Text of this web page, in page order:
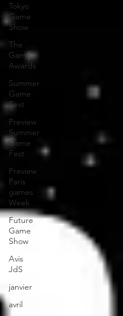
Tokyo
Game
Show
The
Game
Awards
Summer
Game
Fest
Preview
Summer
Game
Fest
Preview
Paris
games
Week
Future
Game
Show
Avis
JdS
janvier
avril